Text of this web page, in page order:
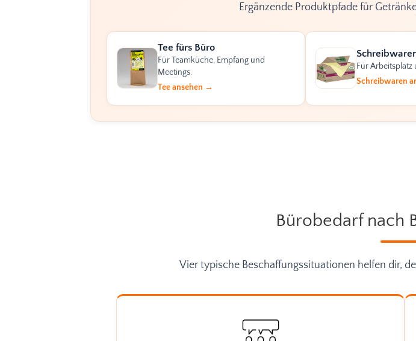
Ergänzende Produktpfade für
Tee fürs Büro
Für Teamküche, Empfang und
Meetings.
Tee ansehen →
Für
Schreibwaren
Bürobedarf nach
Vier typische Beschaffungssituationen helfen dir,